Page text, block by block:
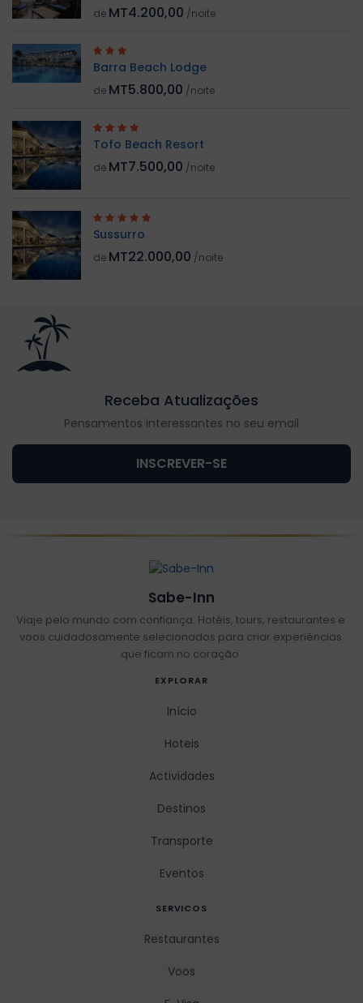
de MT4.200,00 /noite
Barra Beach Lodge
de MT5.800,00 /noite
Tofo Beach Resort
de MT7.500,00 /noite
Sussurro
de MT22.000,00 /noite
Receba Atualizações
Pensamentos interessantes no seu email
INSCREVER-SE
Sabe-Inn
Viaje pelo mundo com confiança. Hotéis, tours, restaurantes e
voos cuidadosamente selecionados para criar experiências
que ficam no coração.
EXPLORAR
Início
Hoteis
Actividades
Destinos
Transporte
Eventos
SERVICOS
Restaurantes
Voos